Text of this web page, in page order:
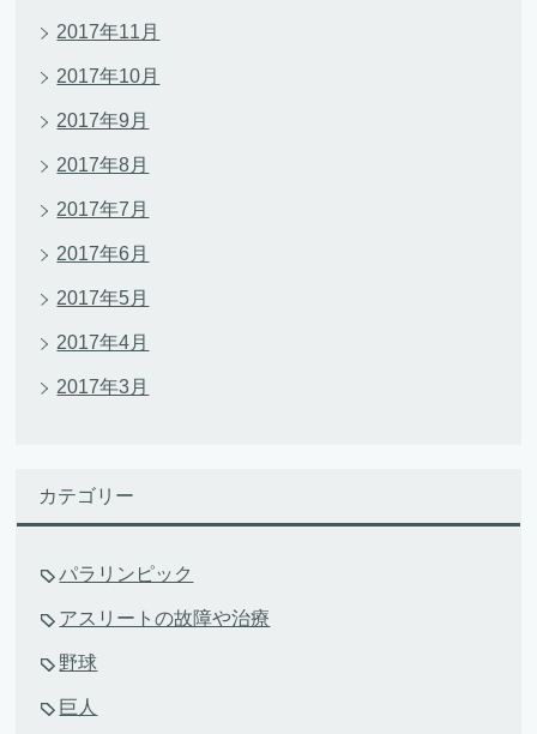
2017年11月
2017年10月
2017年9月
2017年8月
2017年7月
2017年6月
2017年5月
2017年4月
2017年3月
カテゴリー
パラリンピック
アスリートの故障や治療
野球
巨人